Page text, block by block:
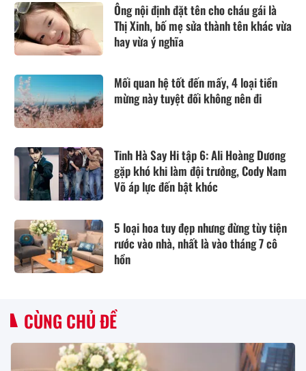
Ông nội định đặt tên cho cháu gái là
Thị Xinh, bố mẹ sửa thành tên khác vừa
hay vừa ý nghĩa
Mối quan hệ tốt đến mấy, 4 loại tiền
mừng này tuyệt đối không nên đi
Tinh Hà Say Hi tập 6: Ali Hoàng Dương
gặp khó khi làm đội trưởng, Cody Nam
Võ áp lực đến bật khóc
5 loại hoa tuy đẹp nhưng đừng tùy tiện
rước vào nhà, nhất là vào tháng 7 cô
hồn
CÙNG CHỦ ĐỀ